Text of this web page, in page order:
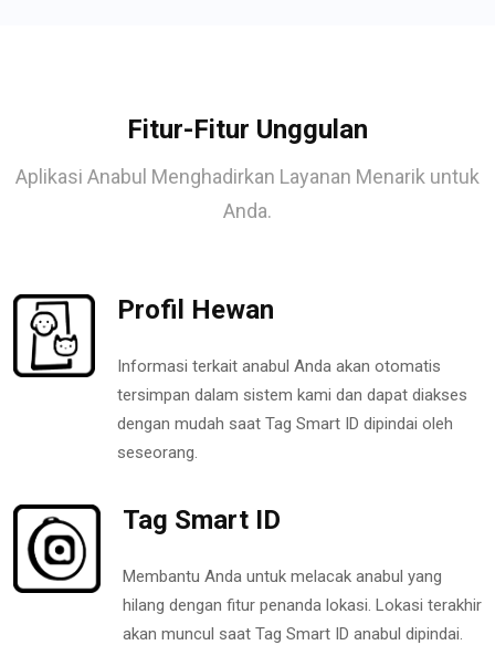
Fitur-Fitur Unggulan
Aplikasi Anabul Menghadirkan Layanan Menarik untuk
Anda.
Profil Hewan
Informasi terkait anabul Anda akan otomatis
tersimpan dalam sistem kami dan dapat diakses
dengan mudah saat Tag Smart ID dipindai oleh
seseorang.
Tag Smart ID
Membantu Anda untuk melacak anabul yang
hilang dengan fitur penanda lokasi. Lokasi terakhir
akan muncul saat Tag Smart ID anabul dipindai.